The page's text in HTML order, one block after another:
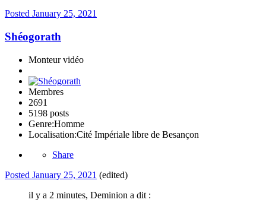
Posted January 25, 2021
Shéogorath
Monteur vidéo
Membres
2691
5198 posts
Genre:Homme
Localisation:Cité Impériale libre de Besançon
Share
Posted January 25, 2021 (edited)
il y a 2 minutes, Deminion a dit :